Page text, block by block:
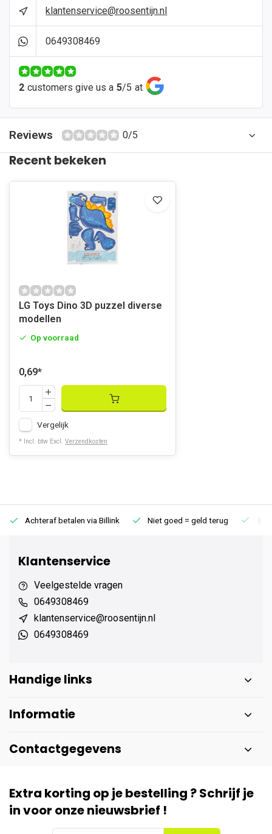
klantenservice@roosentijn.nl
0649308469
2 customers give us a 5/5 at
Reviews 0/5
Recent bekeken
LG Toys Dino 3D puzzel diverse
modellen
Op voorraad
0,69*
Vergelijk
* Incl. btw Excl. Verzendkosten
Achteraf betalen via Billink Niet goed = geld terug
Klantenservice
Veelgestelde vragen
0649308469
klantenservice@roosentijn.nl
0649308469
Handige links
Informatie
Contactgegevens
Extra korting op je bestelling ? Schrijf je
in voor onze nieuwsbrief !